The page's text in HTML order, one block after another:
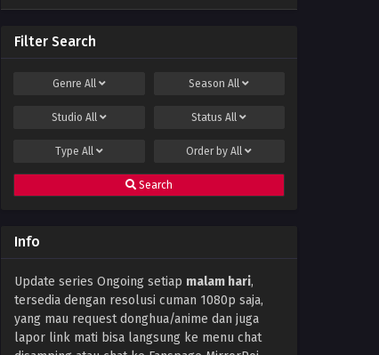
Swallowed Star Season 2
Eps 32 - October 19, 2022
Swallowed Star Season 2
Episode 31 Subtitle Indonesia
Eps 31 - October 12, 2022
Swallowed Star Season 2
Episode 29 Subtitle Indonesia
Eps 29 - October 1, 2022
Filter Search
Genre All SeasonAll
Studio All StatusAll
Type All Order byAll
Search
Info
Update series Ongoing setiap malam hari,
tersedia dengan resolusi cuman 1080p saja,
yang mau request donghua/anime dan juga
lapor link mati bisa langsung ke menu chat